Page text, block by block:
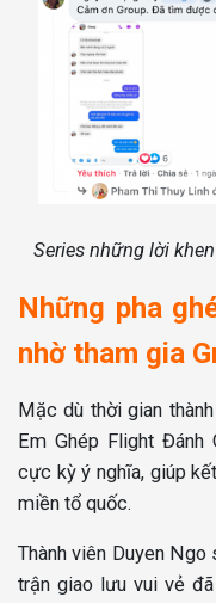
Series những lời
Những pha
nhờ tham gia
Mặc dù thời gian
Em Ghép Flight Đánh
cực kỳ ý nghĩa, giúp
miền tổ quốc.
Thành viên Duyen
trận giao lưu vui vẻ